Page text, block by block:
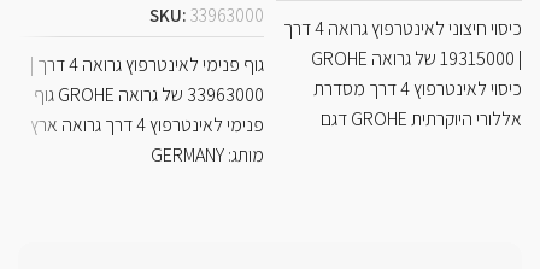
כיסוי חיצוני לאינטרפוץ גרואה 4 דרך
| 19315000 של גרואה GROHE
כיסוי לאינטרפוץ 4 דרך מסדרת
אללורי היוקרתית GROHE דגם
SKU: 33963000
גוף פנימי לאינטרפוץ גרואה 4 דרך |
33963000 של גרואה GROHE גוף
פנימי לאינטרפוץ 4 דרך גרואה ארץ
מותג: GERMANY